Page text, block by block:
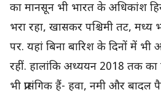
का मानसून भी भारत के अधिकांश
भरा रहा, खासकर पश्चिमी तट,
पर. यहां बिना बारिश के दिनों में
रहीं. हालांकि अध्ययन 2018 तक
भी प्रासंगिक हैं- हवा, नमी और